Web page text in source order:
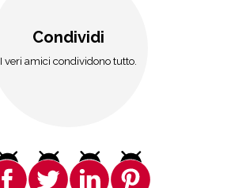
Condividi
I veri amici condividono tutto.